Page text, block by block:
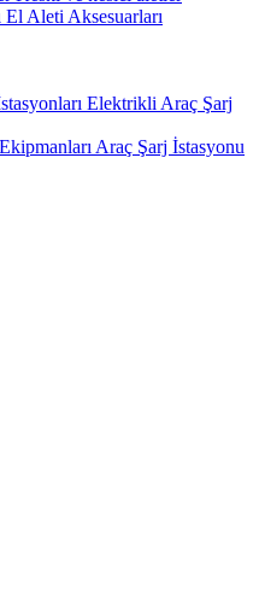
El Aleti Aksesuarları
Elektrikli Araç Şarj
Araç Şarj İstasyonu